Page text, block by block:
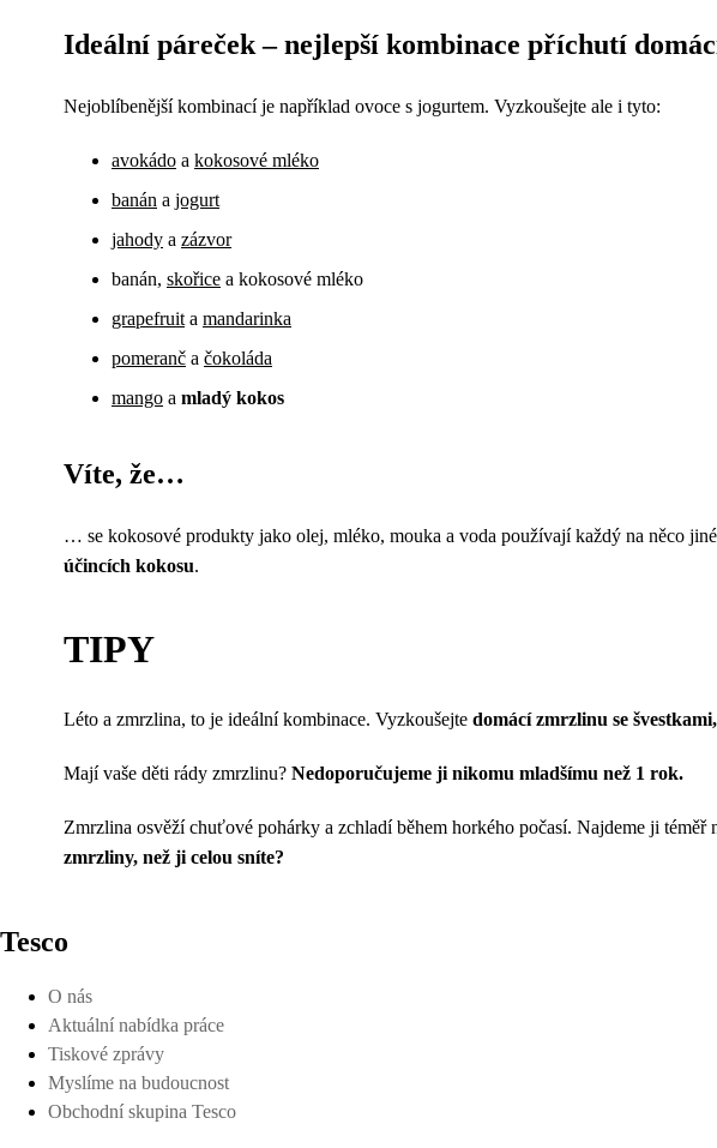
Ideální páreček – nejlepší kombinace příchutí
Nejoblíbenější kombinací je například ovoce s jogurtem. Vyzkoušejte ale i tyto:
avokádo a kokosové mléko
banán a jogurt
jahody a zázvor
banán, skořice a kokosové mléko
grapefruit a mandarinka
pomeranč a čokoláda
mango a mladý kokos
Víte, že…
… se kokosové produkty jako olej, mléko, mouka a voda používají každý na něco
účincích kokosu.
TIPY
Léto a zmrzlina, to je ideální kombinace. Vyzkoušejte domácí zmrzlinu se švestkami,
Mají vaše děti rády zmrzlinu? Nedoporučujeme ji nikomu mladšímu než 1 rok.
Zmrzlina osvěží chuťové pohárky a zchladí během horkého počasí. Najdeme ji
zmrzliny, než ji celou sníte?
Tesco
O nás
Aktuální nabídka práce
Tiskové zprávy
Myslíme na budoucnost
Obchodní skupina Tesco